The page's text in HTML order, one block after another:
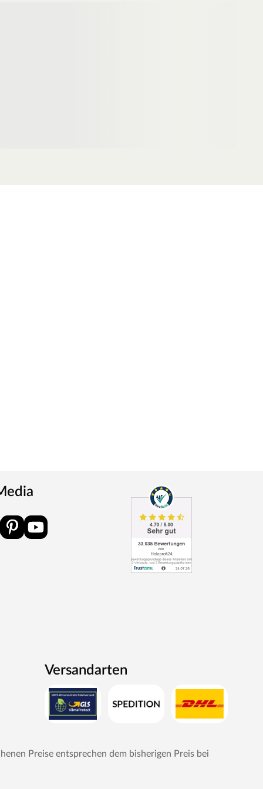
Versandarten
Preise entsprechen dem bisherigen Preis bei